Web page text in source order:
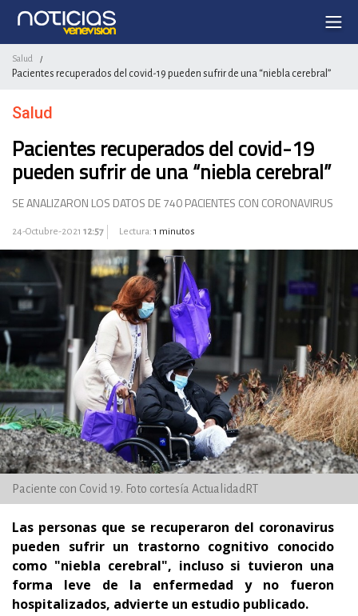
Salud /
Pacientes recuperados del covid-19 pueden sufrir de una “niebla cerebral”
Salud
Pacientes recuperados del covid-19
pueden sufrir de una “niebla cerebral”
SE ANALIZARON LOS DATOS DE 740 PACIENTES CON CORONAVIRUS
24-Octubre-2021 12:57 Lectura: 1 minutos
Paciente con Covid 19. Foto cortesía ActualidadRT
Las personas que se recuperaron del coronavirus
pueden sufrir un trastorno cognitivo conocido
como "niebla cerebral", incluso si tuvieron una
forma leve de la enfermedad y no fueron
hospitalizados, advierte un estudio publicado.